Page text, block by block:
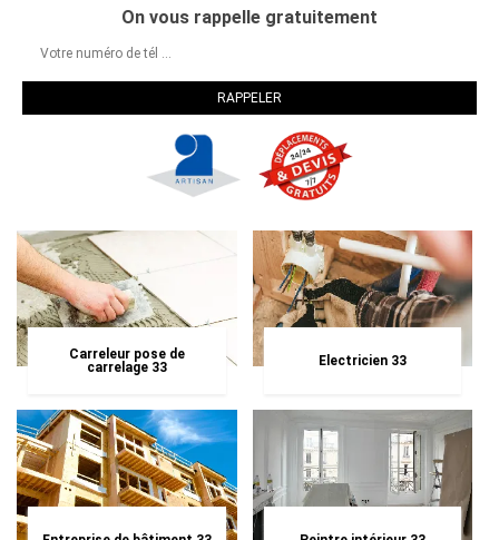
On vous rappelle gratuitement
Carreleur pose de
carrelage 33
Electricien 33